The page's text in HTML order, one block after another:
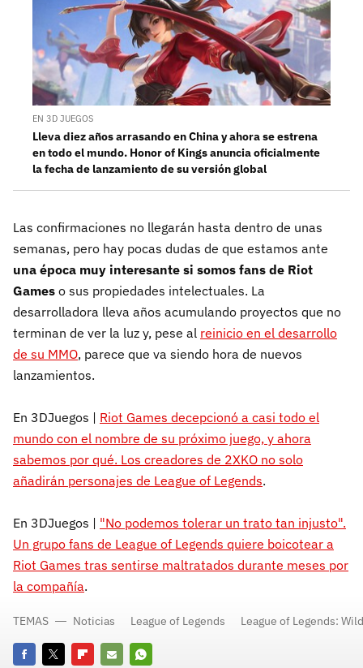
EN 3D JUEGOS
Lleva diez años arrasando en China y ahora se estrena
en todo el mundo. Honor of Kings anuncia oficialmente
la fecha de lanzamiento de su versión global
Las confirmaciones no llegarán hasta dentro de unas
semanas, pero hay pocas dudas de que estamos ante
una época muy interesante si somos fans de Riot
Games o sus propiedades intelectuales. La
desarrolladora lleva años acumulando proyectos que no
terminan de ver la luz y, pese al reinicio en el desarrollo
de su MMO, parece que va siendo hora de nuevos
lanzamientos.
En 3DJuegos | Riot Games decepcionó a casi todo el
mundo con el nombre de su próximo juego, y ahora
sabemos por qué. Los creadores de 2XKO no solo
añadirán personajes de League of Legends.
En 3DJuegos | "No podemos tolerar un trato tan injusto".
Un grupo fans de League of Legends quiere boicotear a
Riot Games tras sentirse maltratados durante meses por
la compañía.
TEMAS Noticias League of Legends League of Legends: